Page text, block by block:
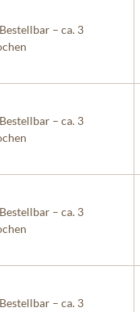
Bestellbar – ca. 3
Bestellbar – ca. 3
Bestellbar – ca. 3
Bestellbar – ca. 3